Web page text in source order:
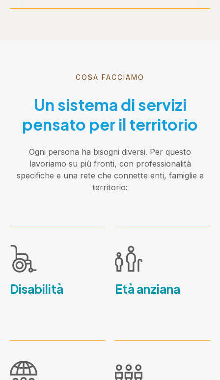
COSA FACCIAMO
Un sistema di servizi
pensato per il territorio
Ogni persona ha bisogni diversi. Per questo
lavoriamo su più fronti, con professionalità
specifiche e una rete che connette enti, famiglie e
territorio:
Disabilità Età anziana